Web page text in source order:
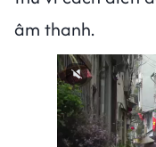
âm thanh.